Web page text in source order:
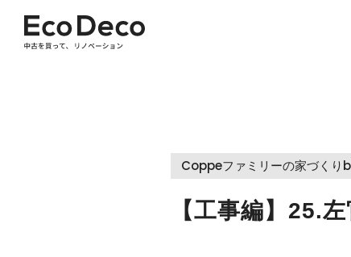
Coppeファミリーの家づくり
【工事編】25.